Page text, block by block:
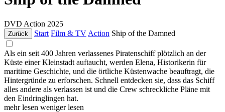
DVD Action 2025
Zurück Start Film & TV Action Ship of the Damned
Als ein seit 400 Jahren verlassenes Piratenschiff plötzlich an der
Küste einer Kleinstadt auftaucht, werden Elena, Historikerin für
maritime Geschichte, und die örtliche Küstenwache beauftragt, die
Hintergründe zu erforschen. Schnell entdecken sie, dass das Schiff
alles andere als verlassen ist und die Crew schreckliche Pläne mit
den Eindringlingen hat.
mehr lesen weniger lesen